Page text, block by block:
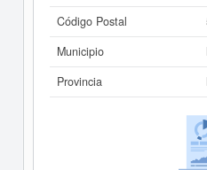
Código Postal
Municipio
Provincia